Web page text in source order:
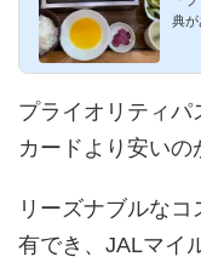
典が
プライオリティパ
カードより安いの
リーズナブルな
有でき、JALマイ